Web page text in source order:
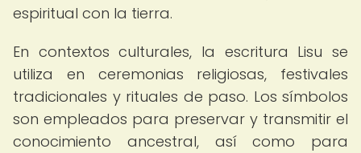
espiritual con la tierra.
En contextos culturales, la escritura Lisu se
utiliza en ceremonias religiosas, festivales
tradicionales y rituales de paso. Los símbolos
son empleados para preservar y transmitir el
conocimiento ancestral, así como para